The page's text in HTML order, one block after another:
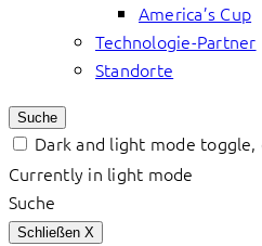
America’s Cup
Technologie-Partner
Standorte
Suche
Dark and light mode
Currently in light mode
Suche
Schließen X